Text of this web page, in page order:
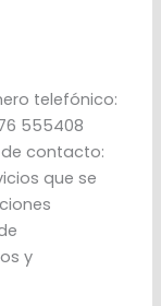
telefónico:
555408
contacto:
que se
y